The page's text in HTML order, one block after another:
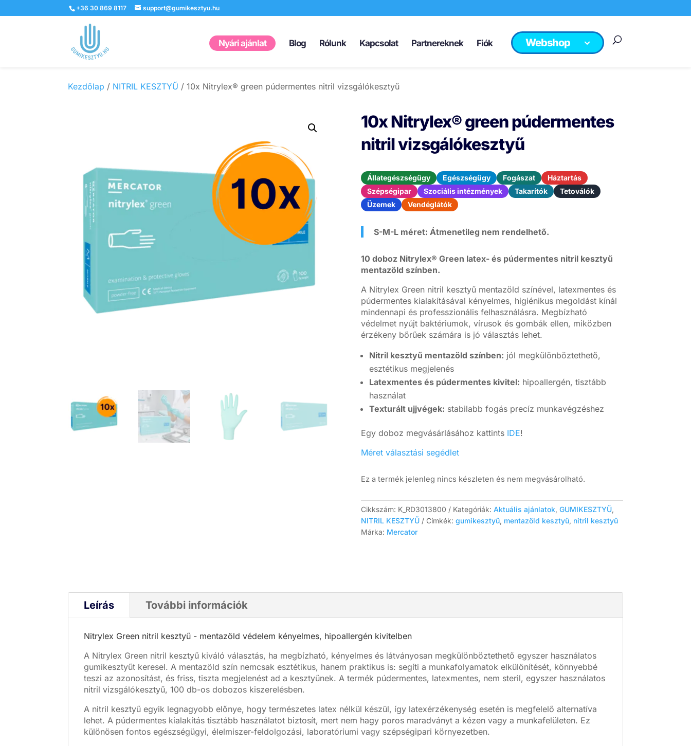
+36 30 869 8117 support@gumikesztyu.hu
Nyári ajánlat Blog Rólunk Kapcsolat Partnereknek Fiók Webshop
Kezdőlap / NITRIL KESZTYŰ / 10x Nitrylex® green púdermentes nitril vizsgálókesztyű
10x Nitrylex® green púdermentes
nitril vizsgálókesztyű
Állategészségügy Egészségügy Fogászat
Háztartás
Szépségipar
Szociális intézmények Takarítók
Tetoválók
Üzemek
Vendéglátók
S-M-L méret: Átmenetileg nem rendelhető.
10 doboz Nitrylex® Green latex- és púdermentes nitril kesztyű
mentazöld színben.
A Nitrylex Green nitril kesztyű mentazöld színével, latexmentes és
púdermentes kialakításával kényelmes, higiénikus megoldást kínál
mindennapi és professzionális felhasználásra. Megbízható
védelmet nyújt baktériumok, vírusok és gombák ellen, miközben
érzékeny bőrűek számára is jó választás lehet.
Nitril kesztyű mentazöld színben: jól megkülönböztethető,
esztétikus megjelenés
Latexmentes és púdermentes kivitel: hipoallergén, tisztább
használat
Texturált ujjvégek: stabilabb fogás precíz munkavégzéshez
Egy doboz megvásárlásához kattints IDE!
Méret választási segédlet
Ez a termék jelenleg nincs készleten és nem megvásárolható.
Cikkszám: K_RD3013800 Kategóriák: Aktuális ajánlatok, GUMIKESZTYŰ,
NITRIL KESZTYŰ
Címkék: gumikesztyű, mentazöld kesztyű, nitril kesztyű
Márka: Mercator
Leírás További információk
Nitrylex Green nitril kesztyű - mentazöld védelem kényelmes, hipoallergén kivitelben
A Nitrylex Green nitril kesztyű kiváló választás, ha megbízható, kényelmes és látványosan megkülönböztethető egyszer használatos
gumikesztyűt keresel. A mentazöld szín nemcsak esztétikus, hanem praktikus is: segíti a munkafolyamatok elkülönítését, könnyebbé
teszi az azonosítást, és friss, tiszta megjelenést ad a kesztyűnek. A termék púdermentes, latexmentes, nem steril, egyszer használatos
nitril vizsgálókesztyű, 100 db-os dobozos kiszerelésben.
A nitril kesztyű egyik legnagyobb előnye, hogy természetes latex nélkül készül, így latexérzékenység esetén is megfelelő alternatíva
lehet. A púdermentes kialakítás tisztább használatot biztosít, mert nem hagy poros maradványt a kézen vagy a munkafelületen. Ez
különösen fontos egészségügyi, élelmiszer-feldolgozási, laboratóriumi vagy szépségipari környezetben.